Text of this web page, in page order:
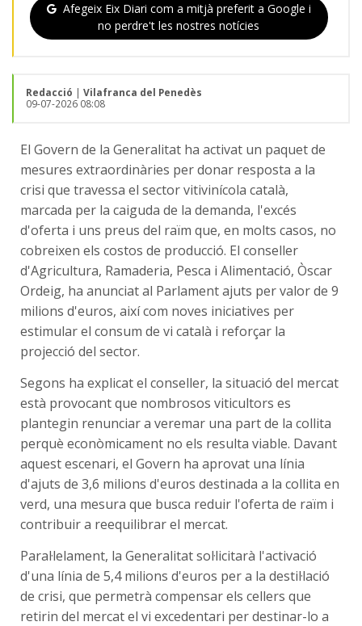
Afegeix Eix Diari com a mitjà preferit a Google i
no perdre't les nostres notícies
Redacció | Vilafranca del Penedès
09-07-2026 08:08
El Govern de la Generalitat ha activat un paquet de
mesures extraordinàries per donar resposta a la
crisi que travessa el sector vitivinícola català,
marcada per la caiguda de la demanda, l'excés
d'oferta i uns preus del raïm que, en molts casos, no
cobreixen els costos de producció. El conseller
d'Agricultura, Ramaderia, Pesca i Alimentació, Òscar
Ordeig, ha anunciat al Parlament ajuts per valor de 9
milions d'euros, així com noves iniciatives per
estimular el consum de vi català i reforçar la
projecció del sector.
Segons ha explicat el conseller, la situació del mercat
està provocant que nombrosos viticultors es
plantegin renunciar a veremar una part de la collita
perquè econòmicament no els resulta viable. Davant
aquest escenari, el Govern ha aprovat una línia
d'ajuts de 3,6 milions d'euros destinada a la collita en
verd, una mesura que busca reduir l'oferta de raïm i
contribuir a reequilibrar el mercat.
Paral·lelament, la Generalitat sol·licitarà l'activació
d'una línia de 5,4 milions d'euros per a la destil·lació
de crisi, que permetrà compensar els cellers que
retirin del mercat el vi excedentari per destinar-lo a